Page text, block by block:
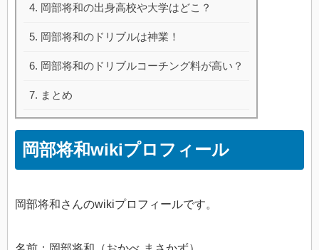
岡部将和の出身高校や大学はどこ？
岡部将和のドリブルは神業！
岡部将和のドリブルコーチング料が高い？
まとめ
岡部将和wikiプロフィール
岡部将和さんのwikiプロフィールです。